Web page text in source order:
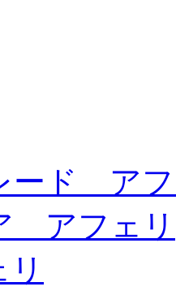
ード ア
アフェリ